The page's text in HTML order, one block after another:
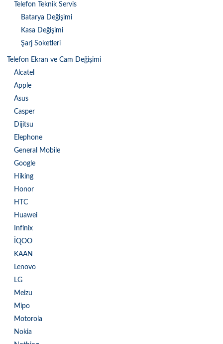
Telefon Teknik Servis
Batarya Değişimi
Kasa Değişimi
Şarj Soketleri
Telefon Ekran ve Cam Değişimi
Alcatel
Apple
Asus
Casper
Dijitsu
Elephone
General Mobile
Google
Hiking
Honor
HTC
Huawei
Infinix
İQOO
KAAN
Lenovo
LG
Meizu
Mipo
Motorola
Nokia